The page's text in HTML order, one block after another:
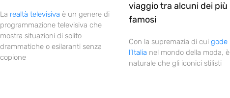
La realtà televisiva è un genere di
programmazione televisiva che
mostra situazioni di solito
drammatiche o esilaranti senza
copione
viaggio tra alcuni dei più
famosi
Con la supremazia di cuigode
l’Italia nel mondo della moda, è
naturale che gli iconici stilisti